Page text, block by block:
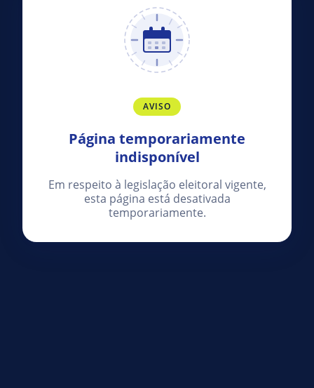
AVISO
Página temporariamente
indisponível
Em respeito à legislação eleitoral vigente,
esta página está desativada
temporariamente.